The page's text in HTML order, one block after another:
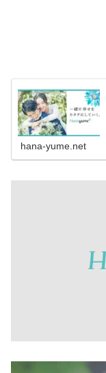
hana-yume.net